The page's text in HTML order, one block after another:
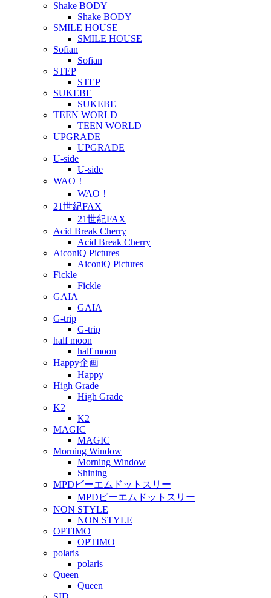
Shake BODY
Shake BODY
SMILE HOUSE
SMILE HOUSE
Sofian
Sofian
STEP
STEP
SUKEBE
SUKEBE
TEEN WORLD
TEEN WORLD
UPGRADE
UPGRADE
U-side
U-side
WAO！
WAO！
21世紀FAX
21世紀FAX
Acid Break Cherry
Acid Break Cherry
AiconiQ Pictures
AiconiQ Pictures
Fickle
Fickle
GAIA
GAIA
G-trip
G-trip
half moon
half moon
Happy企画
Happy
High Grade
High Grade
K2
K2
MAGIC
MAGIC
Morning Window
Morning Window
Shining
MPDビーエムドットスリー
MPDビーエムドットスリー
NON STYLE
NON STYLE
OPTIMO
OPTIMO
polaris
polaris
Queen
Queen